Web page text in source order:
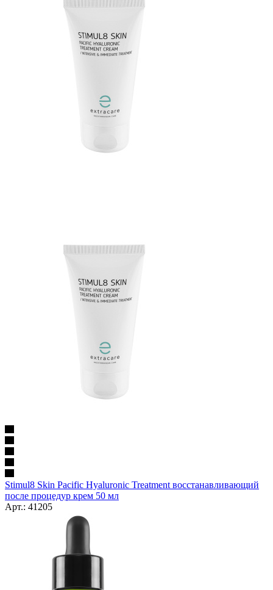
Stimul8 Skin Pacific Hyaluronic Treatment восстанавливающий
после процедур крем 50 мл
Арт.: 41205